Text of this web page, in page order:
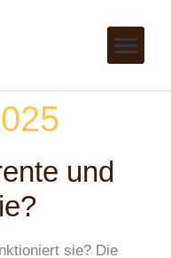
und
sie? Die